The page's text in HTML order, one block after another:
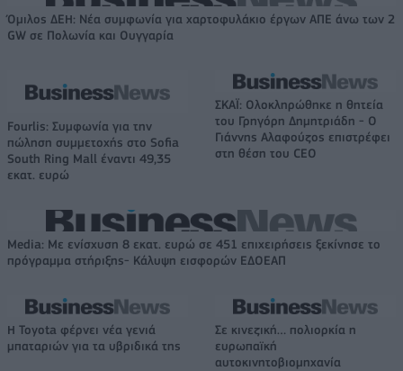
Όμιλος ΔΕΗ: Νέα συμφωνία για χαρτοφυλάκιο έργων ΑΠΕ άνω των 2
GW σε Πολωνία και Ουγγαρία
Fourlis: Συμφωνία για την
πώληση συμμετοχής στο Sofia
South Ring Mall έναντι 49,35
εκατ. ευρώ
ΣΚΑΪ: Ολοκληρώθηκε η θητεία
του Γρηγόρη Δημητριάδη - Ο
Γιάννης Αλαφούζος επιστρέφει
στη θέση του CEO
Media: Με ενίσχυση 8 εκατ. ευρώ σε 451 επιχειρήσεις ξεκίνησε το
πρόγραμμα στήριξης- Κάλυψη εισφορών ΕΔΟΕΑΠ
Η Toyota φέρνει νέα γενιά
μπαταριών για τα υβριδικά της
Σε κινεζική… πολιορκία η
ευρωπαϊκή
αυτοκινητοβιομηχανία